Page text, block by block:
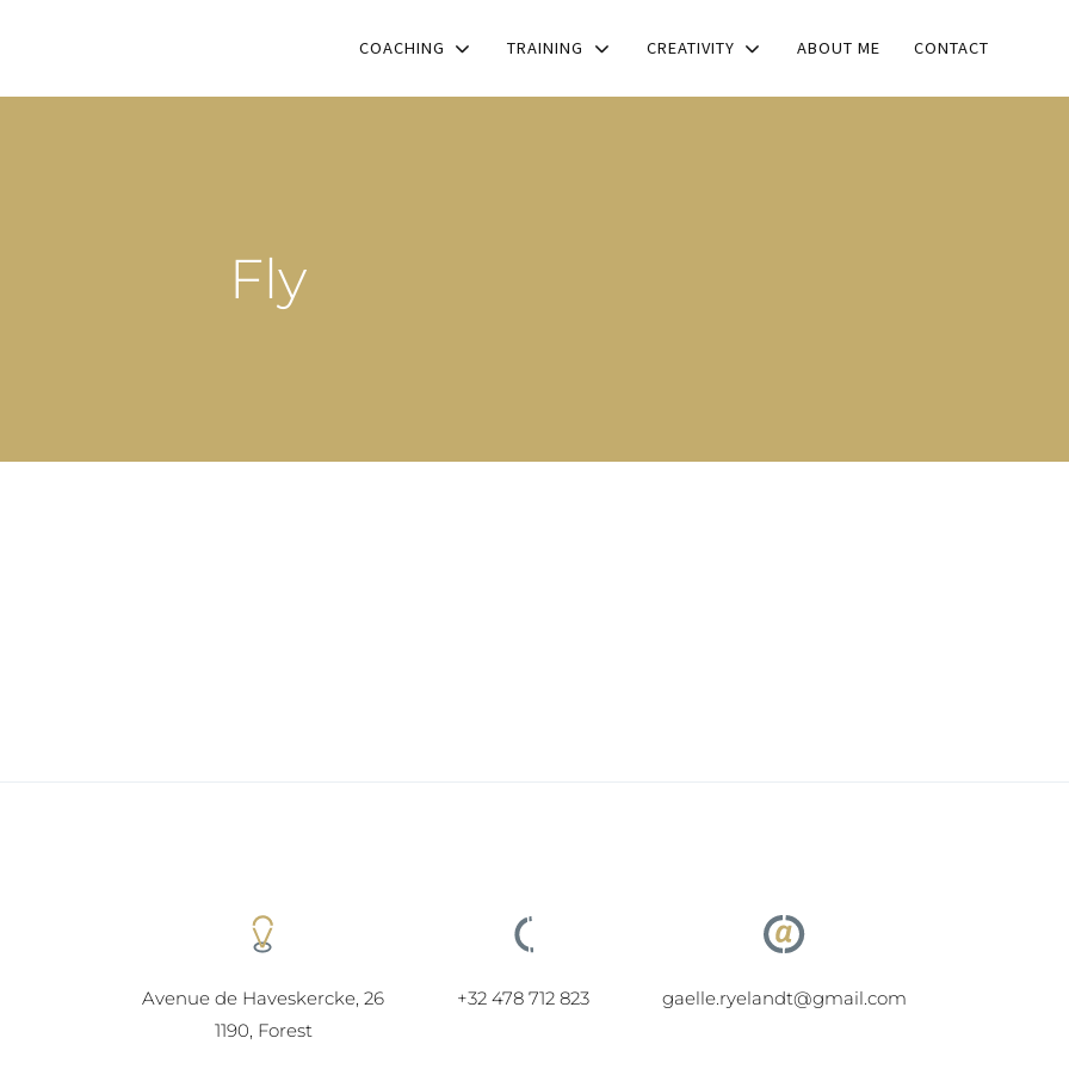
COACHING TRAINING CREATIVITY ABOUT ME CONTACT
Fly
Avenue de Haveskercke, 26
1190, Forest
+32 478 712 823 gaelle.ryelandt@gmail.com